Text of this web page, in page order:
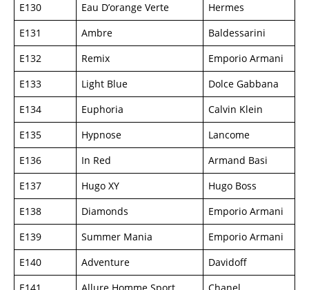
E130
Eau D’orange Verte
Hermes
E131
Ambre
Baldessarini
E132
Remix
Emporio Armani
E133
Light Blue
Dolce Gabbana
E134
Euphoria
Calvin Klein
E135
Hypnose
Lancome
E136
In Red
Armand Basi
E137
Hugo XY
Hugo Boss
E138
Diamonds
Emporio Armani
E139
Summer Mania
Emporio Armani
E140
Adventure
Davidoff